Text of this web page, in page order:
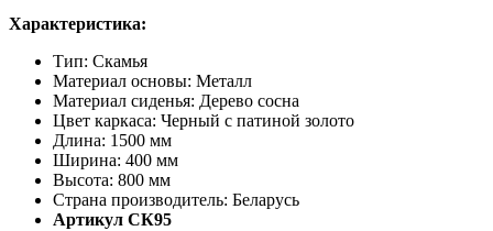
Характеристика:
Тип: Скамья
Материал основы: Металл
Материал сиденья: Дерево сосна
Цвет каркаса: Черный с патиной золото
Длина: 1500 мм
Ширина: 400 мм
Высота: 800 мм
Страна производитель: Беларусь
Артикул СК95